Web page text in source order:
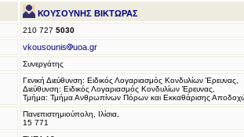
ΚΟΥΣΟΥΝΗΣ ΒΙΚΤΩΡΑΣ
210 727 5030
vkousounis uoa.gr
Συνεργάτης
Γενική Διεύθυνση: Ειδικός Λογαριασμός Κονδυλίων Έρευνας,
Διεύθυνση: Ειδικός Λογαριασμός Κονδυλίων Έρευνας,
Τμήμα: Τμήμα Ανθρωπίνων Πόρων και Εκκαθάρισης
Πανεπιστημιούπολη, Ιλίσια,
15 771